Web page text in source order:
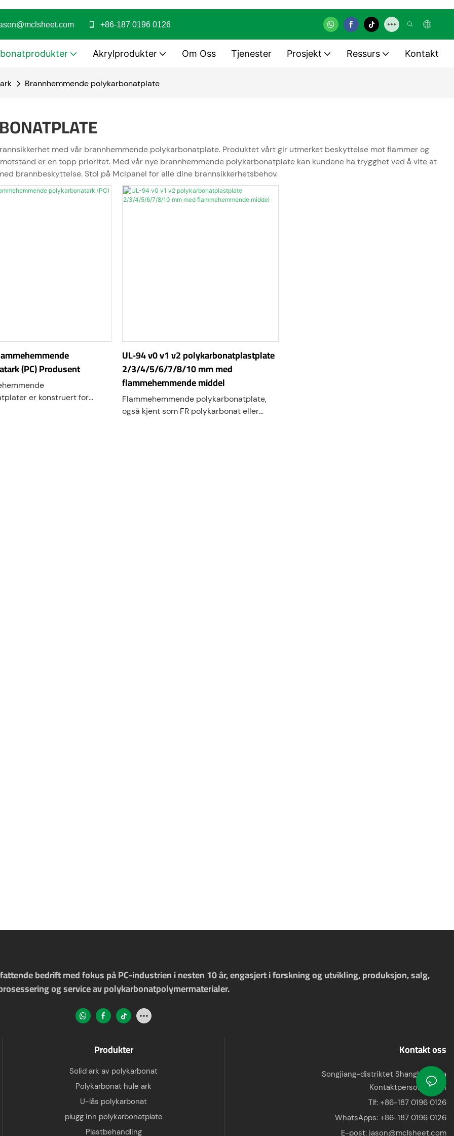
+86-187 0196 0126
Akrylprodukter Om Oss Tjenester Prosjekt Ressurs Kontakt
Brannhemmende polykarbonatplate
med vår brannhemmende polykarbonatplate. Produktet vårt gir utmerket beskyttelse mot flammer og
er en topp prioritet. Med vår nye brannhemmende polykarbonatplate kan kundene ha trygghet ved å vite at
brannbeskyttelse. Stol på Mclpanel for alle dine brannsikkerhetsbehov.
(PC) Produsent
er konstruert for
UL-94 v0 v1 v2 polykarbonatplastplate
2/3/4/5/6/7/8/10 mm med
flammehemmende middel
Flammehemmende polykarbonatplate,
også kjent som FR polykarbonat eller
bedrift med fokus på PC-industrien i nesten 10 år, engasjert i forskning og utvikling, produksjon, salg,
og service av polykarbonatpolymermaterialer.
Produkter
Solid ark av polykarbonat
Polykarbonat hule ark
U-lås polykarbonat
plugg inn polykarbonatplate
Plastbehandling
Kontakt oss
Songjiang-distriktet Shanghai, Kina
Kontaktperson: Jason
Tlf: +86-187 0196 0126
WhatsApps: +86-187 0196 0126
E-post: jason@mclsheet.com